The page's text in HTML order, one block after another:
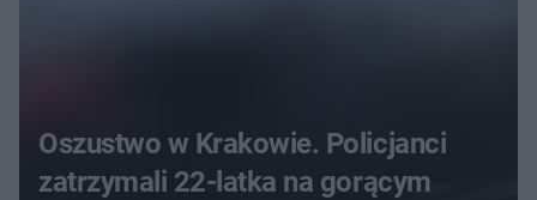
Oszustwo w Krakowie. Policjanci
zatrzymali 22-latka na gorącym